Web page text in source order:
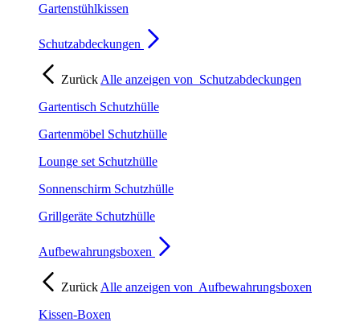
Gartenstühlkissen
Schutzabdeckungen
Zurück Alle anzeigen von Schutzabdeckungen
Gartentisch Schutzhülle
Gartenmöbel Schutzhülle
Lounge set Schutzhülle
Sonnenschirm Schutzhülle
Grillgeräte Schutzhülle
Aufbewahrungsboxen
Zurück Alle anzeigen von Aufbewahrungsboxen
Kissen-Boxen